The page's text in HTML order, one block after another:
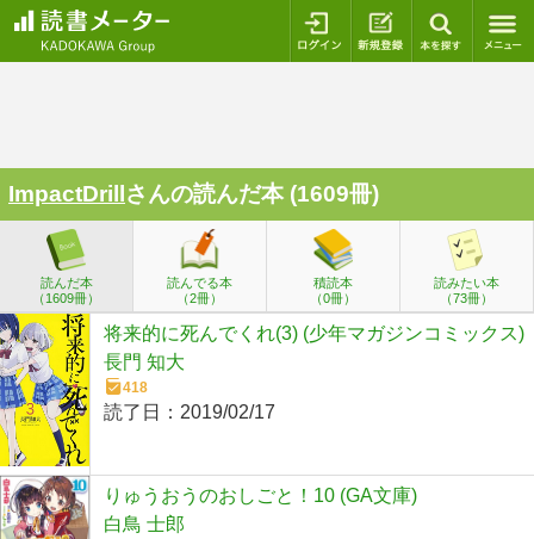
ログイン 新規登録
ImpactDrill さんの読んだ本 (1609冊)
読んだ本
（1609冊）
読んでる本
（2冊）
積読本
（0冊）
読みたい本
（73冊）
将来的に死んでくれ(3) (少年マガジンコミックス)
長門 知大
418
読了日： 2019/02/17
りゅうおうのおしごと！10 (GA文庫)
白鳥 士郎